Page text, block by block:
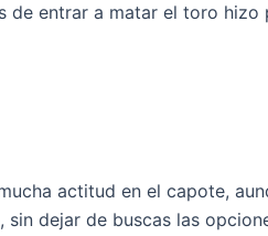
de entrar a matar el toro
actitud en el capote,
dejar de buscas las